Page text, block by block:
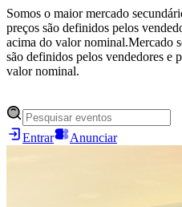
Somos o maior mercado
preços são definidos pelos
acima do valor nominal.Mercado
são definidos pelos vendedores e
valor nominal.
Entrar Anunciar